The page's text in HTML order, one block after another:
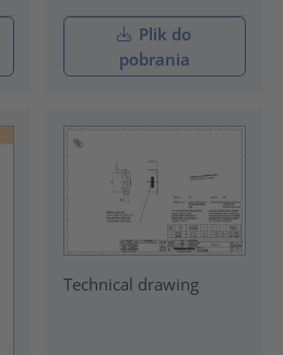
Plik do
pobrania
Technical drawing